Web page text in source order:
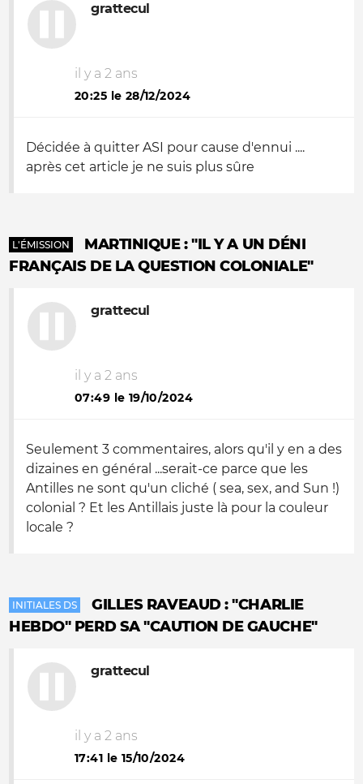
grattecul
il y a 2 ans
20:25 le 28/12/2024
Décidée à quitter ASI pour cause d'ennui ....
après cet article je ne suis plus sûre
L'ÉMISSION
MARTINIQUE : "IL Y A UN DÉNI
FRANÇAIS DE LA QUESTION COLONIALE"
grattecul
il y a 2 ans
07:49 le 19/10/2024
Seulement 3 commentaires, alors qu'il y en a des
dizaines en général ...serait-ce parce que les
Antilles ne sont qu'un cliché ( sea, sex, and Sun !)
colonial ? Et les Antillais juste là pour la couleur
locale ?
INITIALES DS
GILLES RAVEAUD : "CHARLIE
HEBDO" PERD SA "CAUTION DE GAUCHE"
grattecul
il y a 2 ans
17:41 le 15/10/2024